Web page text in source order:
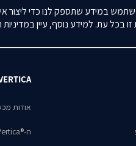
במידע שתספק לנו כדי ליצור
עת. למידע נוסף, עיין במדיניות
אודות
ה-®Vertica